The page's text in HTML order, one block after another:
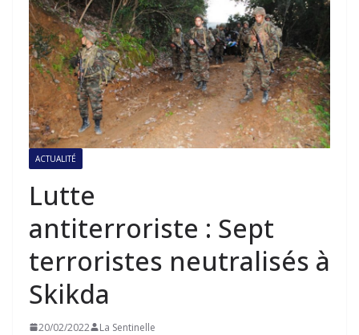
ACTUALITÉ
Lutte
antiterroriste : Sept
terroristes neutralisés à
Skikda
20/02/2022 La Sentinelle